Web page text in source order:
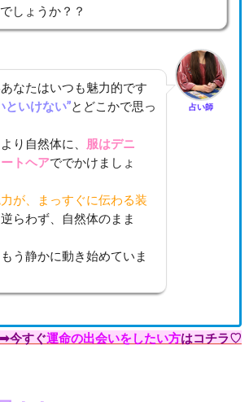
しょうか？？
なたはいつも魅力的です
といけない”とどこかで思っ
り自然体に、 服はデニ
トヘアででかけましょ
が、まっすぐに伝わる装
らわず、自然体のまま
う静かに動き始めていま
占い師
➡今すぐ運命の出会いをしたい方はコチラ♡